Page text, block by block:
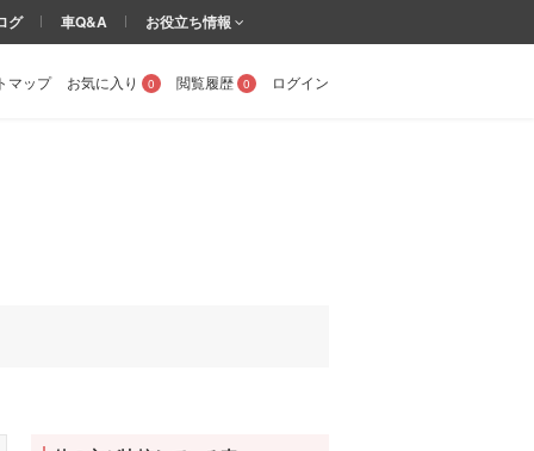
マップ お気に入り 0 閲覧履歴 0 ログイン
グ 車Q&A お役立ち情報